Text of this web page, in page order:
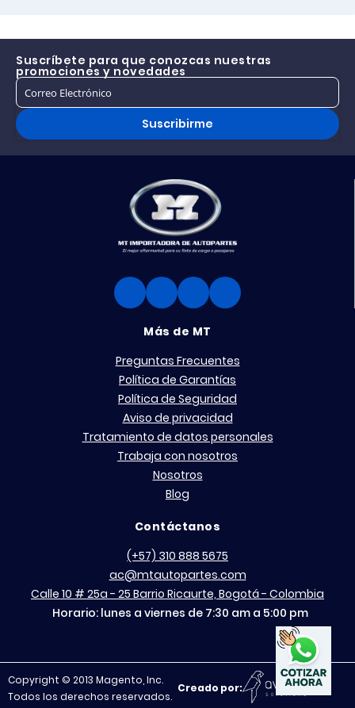
Suscríbete para que conozcas nuestras
promociones y novedades
Suscribirme
Más de MT
Preguntas Frecuentes
Política de Garantías
Política de Seguridad
Aviso de privacidad
Tratamiento de datos personales
Trabaja con nosotros
Nosotros
Blog
Contáctanos
(+57) 310 888 5675
ac@mtautopartes.com
Calle 10 # 25a - 25 Barrio Ricaurte, Bogotá - Colombia
Horario: lunes a viernes de 7:30 am a 5:00 pm
Copyright © 2013 Magento, Inc.
Todos los derechos reservados.
Creado por: